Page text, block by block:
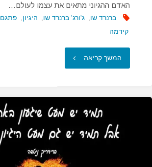
האדם ההגיוני מתאים את עצמו לעולם…
ברנרד שו ג'ורג' ברנרד שו היגיון פתגם
קידמה
המשך קריאה "האדם
מתאים
לעולם…"